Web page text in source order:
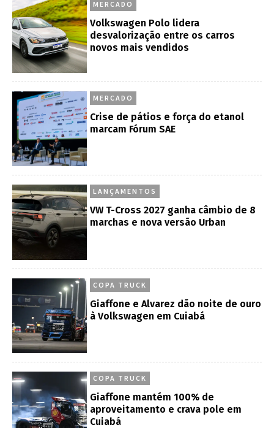
MERCADO
Volkswagen Polo lidera
desvalorização entre os carros
novos mais vendidos
MERCADO
Crise de pátios e força do etanol
marcam Fórum SAE
LANÇAMENTOS
VW T-Cross 2027 ganha câmbio de 8
marchas e nova versão Urban
COPA TRUCK
Giaffone e Alvarez dão noite de ouro
à Volkswagen em Cuiabá
COPA TRUCK
Giaffone mantém 100% de
aproveitamento e crava pole em
Cuiabá